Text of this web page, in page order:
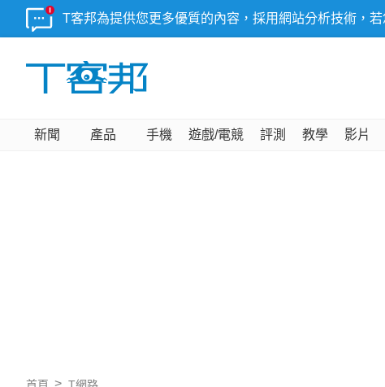
T客邦為提供您更多優質的內容，採用網站分析技術，
新聞 產品 手機 遊戲/電競 評測 教學 影片